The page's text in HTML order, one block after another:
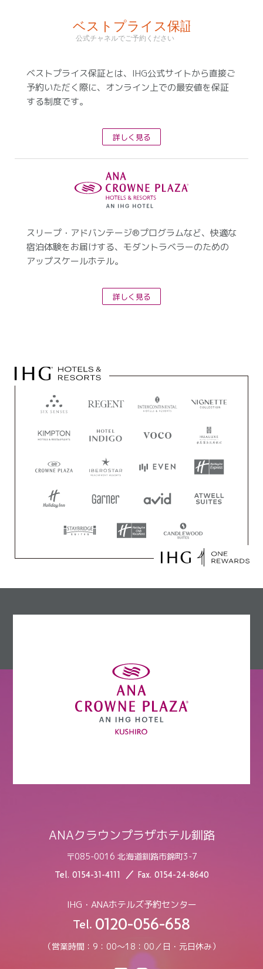
ベストプライス保証とは、IHG公式サイトから直接ご
予約いただく際に、オンライン上での最安値を保証
する制度です。
詳しく見る
スリープ・アドバンテージ®プログラムなど、快適な
宿泊体験をお届けする、モダントラベラーのための
アップスケールホテル。
詳しく見る
ANAクラウンプラザホテル釧路
〒085-0016 北海道釧路市錦町3-7
Tel. 0154-31-4111 Fax. 0154-24-8640
IHG・ANAホテルズ予約センター
Tel. 0120-056-658
（営業時間：9：00〜18：00／日・元日休み）